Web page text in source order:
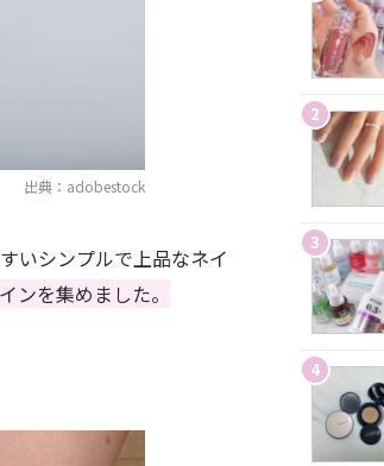
出典：adobestock
いシンプルで上品なネイ
ンを集めました。
2
3
4